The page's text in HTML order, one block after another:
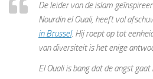
De leider van de islam
Nourdin el Ouali, heeft vol
in Brussel. Hij roept op tot
van diversiteit is het enige
El Ouali is bang dat de angst